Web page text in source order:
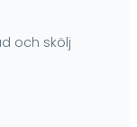
och skölj